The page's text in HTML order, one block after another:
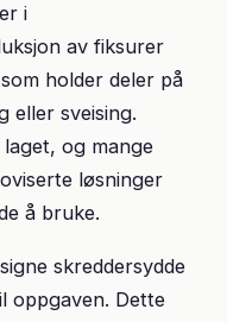
i
av fiksurer
holder deler på
eller sveising.
og mange
løsninger
å bruke.
skreddersydde
oppgaven. Dette